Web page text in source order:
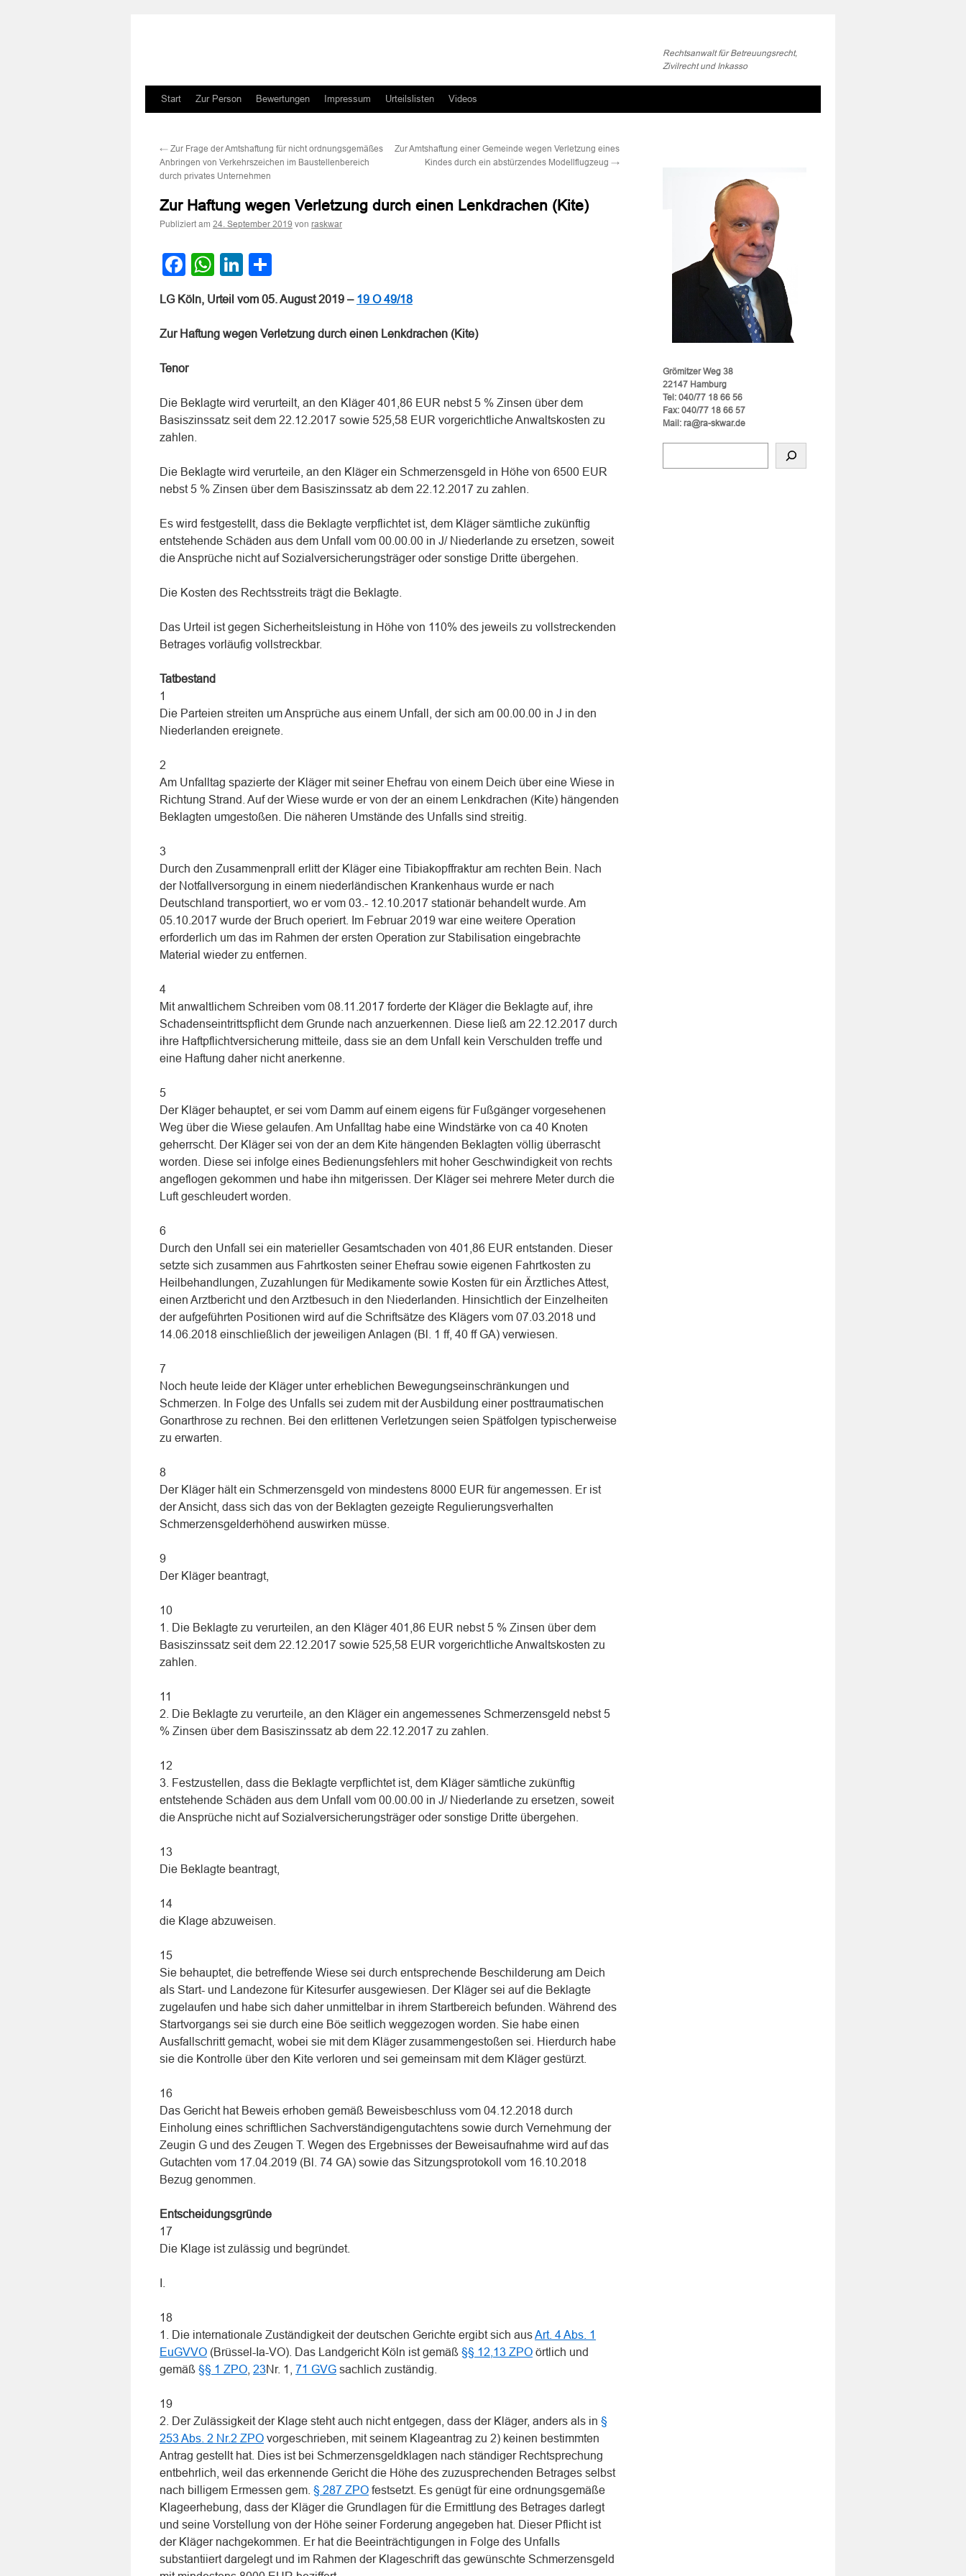
Rechtsanwalt für Betreuungsrecht,
Zivilrecht und Inkasso
Zum
springen
Start Zur Person Bewertungen Impressum Urteilslisten Videos
← Zur Frage der Amtshaftung für nicht ordnungsgemäßes
Anbringen von Verkehrszeichen im Baustellenbereich
durch privates Unternehmen
Zur Amtshaftung einer Gemeinde wegen Verletzung eines
Kindes durch ein abstürzendes Modellflugzeug →
Zur Haftung wegen Verletzung durch einen Lenkdrachen (Kite)
Publiziert am 24. September 2019 von raskwar
Facebook
WhatsApp
LinkedIn
LG Köln, Urteil vom 05. August 2019 – 19 O 49/18
Zur Haftung wegen Verletzung durch einen Lenkdrachen (Kite)
Tenor
Die Beklagte wird verurteilt, an den Kläger 401,86 EUR nebst 5 % Zinsen über dem
Basiszinssatz seit dem 22.12.2017 sowie 525,58 EUR vorgerichtliche Anwaltskosten zu
zahlen.
Die Beklagte wird verurteile, an den Kläger ein Schmerzensgeld in Höhe von 6500 EUR
nebst 5 % Zinsen über dem Basiszinssatz ab dem 22.12.2017 zu zahlen.
Es wird festgestellt, dass die Beklagte verpflichtet ist, dem Kläger sämtliche zukünftig
entstehende Schäden aus dem Unfall vom 00.00.00 in J/ Niederlande zu ersetzen, soweit
die Ansprüche nicht auf Sozialversicherungsträger oder sonstige Dritte übergehen.
Die Kosten des Rechtsstreits trägt die Beklagte.
Das Urteil ist gegen Sicherheitsleistung in Höhe von 110% des jeweils zu vollstreckenden
Betrages vorläufig vollstreckbar.
Tatbestand
1
Die Parteien streiten um Ansprüche aus einem Unfall, der sich am 00.00.00 in J in den
Niederlanden ereignete.
2
Am Unfalltag spazierte der Kläger mit seiner Ehefrau von einem Deich über eine Wiese in
Richtung Strand. Auf der Wiese wurde er von der an einem Lenkdrachen (Kite) hängenden
Beklagten umgestoßen. Die näheren Umstände des Unfalls sind streitig.
3
Durch den Zusammenprall erlitt der Kläger eine Tibiakopffraktur am rechten Bein. Nach
der Notfallversorgung in einem niederländischen Krankenhaus wurde er nach
Deutschland transportiert, wo er vom 03.- 12.10.2017 stationär behandelt wurde. Am
05.10.2017 wurde der Bruch operiert. Im Februar 2019 war eine weitere Operation
erforderlich um das im Rahmen der ersten Operation zur Stabilisation eingebrachte
Material wieder zu entfernen.
4
Mit anwaltlichem Schreiben vom 08.11.2017 forderte der Kläger die Beklagte auf, ihre
Schadenseintrittspflicht dem Grunde nach anzuerkennen. Diese ließ am 22.12.2017 durch
ihre Haftpflichtversicherung mitteile, dass sie an dem Unfall kein Verschulden treffe und
eine Haftung daher nicht anerkenne.
5
Der Kläger behauptet, er sei vom Damm auf einem eigens für Fußgänger vorgesehenen
Weg über die Wiese gelaufen. Am Unfalltag habe eine Windstärke von ca 40 Knoten
geherrscht. Der Kläger sei von der an dem Kite hängenden Beklagten völlig überrascht
worden. Diese sei infolge eines Bedienungsfehlers mit hoher Geschwindigkeit von rechts
angeflogen gekommen und habe ihn mitgerissen. Der Kläger sei mehrere Meter durch die
Luft geschleudert worden.
6
Durch den Unfall sei ein materieller Gesamtschaden von 401,86 EUR entstanden. Dieser
setzte sich zusammen aus Fahrtkosten seiner Ehefrau sowie eigenen Fahrtkosten zu
Heilbehandlungen, Zuzahlungen für Medikamente sowie Kosten für ein Ärztliches Attest,
einen Arztbericht und den Arztbesuch in den Niederlanden. Hinsichtlich der Einzelheiten
der aufgeführten Positionen wird auf die Schriftsätze des Klägers vom 07.03.2018 und
14.06.2018 einschließlich der jeweiligen Anlagen (Bl. 1 ff, 40 ff GA) verwiesen.
7
Noch heute leide der Kläger unter erheblichen Bewegungseinschränkungen und
Schmerzen. In Folge des Unfalls sei zudem mit der Ausbildung einer posttraumatischen
Gonarthrose zu rechnen. Bei den erlittenen Verletzungen seien Spätfolgen typischerweise
zu erwarten.
8
Der Kläger hält ein Schmerzensgeld von mindestens 8000 EUR für angemessen. Er ist
der Ansicht, dass sich das von der Beklagten gezeigte Regulierungsverhalten
Schmerzensgelderhöhend auswirken müsse.
9
Der Kläger beantragt,
10
1. Die Beklagte zu verurteilen, an den Kläger 401,86 EUR nebst 5 % Zinsen über dem
Basiszinssatz seit dem 22.12.2017 sowie 525,58 EUR vorgerichtliche Anwaltskosten zu
zahlen.
11
2. Die Beklagte zu verurteile, an den Kläger ein angemessenes Schmerzensgeld nebst 5
% Zinsen über dem Basiszinssatz ab dem 22.12.2017 zu zahlen.
12
3. Festzustellen, dass die Beklagte verpflichtet ist, dem Kläger sämtliche zukünftig
entstehende Schäden aus dem Unfall vom 00.00.00 in J/ Niederlande zu ersetzen, soweit
die Ansprüche nicht auf Sozialversicherungsträger oder sonstige Dritte übergehen.
13
Die Beklagte beantragt,
14
die Klage abzuweisen.
15
Sie behauptet, die betreffende Wiese sei durch entsprechende Beschilderung am Deich
als Start- und Landezone für Kitesurfer ausgewiesen. Der Kläger sei auf die Beklagte
zugelaufen und habe sich daher unmittelbar in ihrem Startbereich befunden. Während des
Startvorgangs sei sie durch eine Böe seitlich weggezogen worden. Sie habe einen
Ausfallschritt gemacht, wobei sie mit dem Kläger zusammengestoßen sei. Hierdurch habe
sie die Kontrolle über den Kite verloren und sei gemeinsam mit dem Kläger gestürzt.
16
Das Gericht hat Beweis erhoben gemäß Beweisbeschluss vom 04.12.2018 durch
Einholung eines schriftlichen Sachverständigengutachtens sowie durch Vernehmung der
Zeugin G und des Zeugen T. Wegen des Ergebnisses der Beweisaufnahme wird auf das
Gutachten vom 17.04.2019 (Bl. 74 GA) sowie das Sitzungsprotokoll vom 16.10.2018
Bezug genommen.
Entscheidungsgründe
17
Die Klage ist zulässig und begründet.
18
1. Die internationale Zuständigkeit der deutschen Gerichte ergibt sich ausArt. 4 Abs. 1
EuGVVO (Brüssel-Ia-VO). Das Landgericht Köln ist gemäß §§ 12,13 ZPO örtlich und
gemäß §§ 1 ZPO 23Nr. 1, 71 GVG sachlich zuständig.
19
2. Der Zulässigkeit der Klage steht auch nicht entgegen, dass der Kläger, anders als in §
253 Abs. 2 Nr.2 ZPO vorgeschrieben, mit seinem Klageantrag zu 2) keinen bestimmten
Antrag gestellt hat. Dies ist bei Schmerzensgeldklagen nach ständiger Rechtsprechung
entbehrlich, weil das erkennende Gericht die Höhe des zuzusprechenden Betrages selbst
nach billigem Ermessen gem. § 287 ZPO festsetzt. Es genügt für eine ordnungsgemäße
Klageerhebung, dass der Kläger die Grundlagen für die Ermittlung des Betrages darlegt
und seine Vorstellung von der Höhe seiner Forderung angegeben hat. Dieser Pflicht ist
der Kläger nachgekommen. Er hat die Beeinträchtigungen in Folge des Unfalls
substantiiert dargelegt und im Rahmen der Klageschrift das gewünschte Schmerzensgeld
Grömitzer Weg 38
22147 Hamburg
Tel: 040/77 18 66 56
Fax: 040/77 18 66 57
Mail: ra@ra-skwar.de